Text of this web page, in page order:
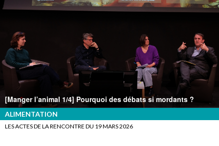
[Manger l’animal 1/4] Pourquoi des débats si mordants ?
ALIMENTATION
LES ACTES DE LA RENCONTRE DU 19 MARS 2026